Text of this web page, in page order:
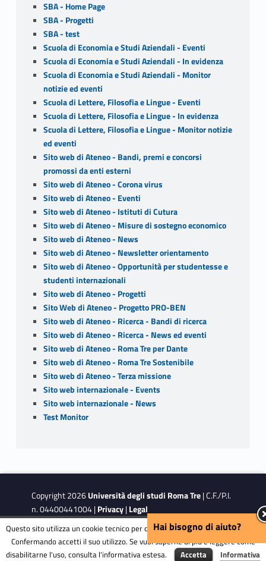
SBA - Home Page
SBA - Progetti
SBA - test
Scuola di Economia e Studi Aziendali - Eventi
Scuola di Economia e Studi Aziendali - In evidenza
Scuola di Economia e Studi Aziendali - Monitor
notizie ed eventi
Scuola di Lettere, Filosofia e Lingue - Eventi
Scuola di Lettere, Filosofia e Lingue - In evidenza
Scuola di Lettere, Filosofia e Lingue - Monitor notizie
ed eventi
Sito web di Ateneo - Bandi, premi e concorsi
promossi da enti esterni
Sito web di Ateneo - Corona virus
Sito web di Ateneo - Eventi
Sito web di Ateneo - Istituti di Cutura
Sito web di Ateneo - Misure di sostegno economico
Sito web di Ateneo - News
Sito web di Ateneo - Newsletter orientamento
Sito web di Ateneo - Opportunità per studentesse e
studenti internazionali
Sito web di Ateneo - Progetti
Sito Web di Ateneo - Progetto PRO-BEN
Sito web di Ateneo - Ricerca - Bandi di ricerca
Sito web di Ateneo - Ricerca - News ed eventi
Sito web di Ateneo - Roma Tre per Dante
Sito web di Ateneo - Roma Tre Sostenibile
Sito web di Ateneo - Terza missione
Sito web internazionale - Events
Sito web internazionale - News
Test Monitor
Copyright 2026Università degli studi Roma Tre| C.F./P.I.
n. 04400441004 |Privacy|Legal
Notes|Accessibility Accessibility TargetHai bisogno di aiuto?
This site is protected by reCAPTCHA and the Google Privacy
Questo sito utilizza un cookie tecnico per consentire la corretta navigazione.
Confermando accetti il suo utilizzo. Se vuoi saperne di più e leggere come
disabilitarne l'uso, consulta l'informativa estesa.
Accetta Informativa